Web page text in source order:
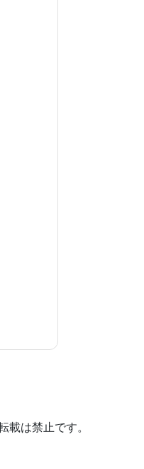
は禁止です。